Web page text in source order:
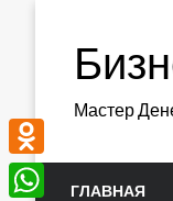
содержимому
Мастер
ГЛАВНАЯ
Odnoklassniki